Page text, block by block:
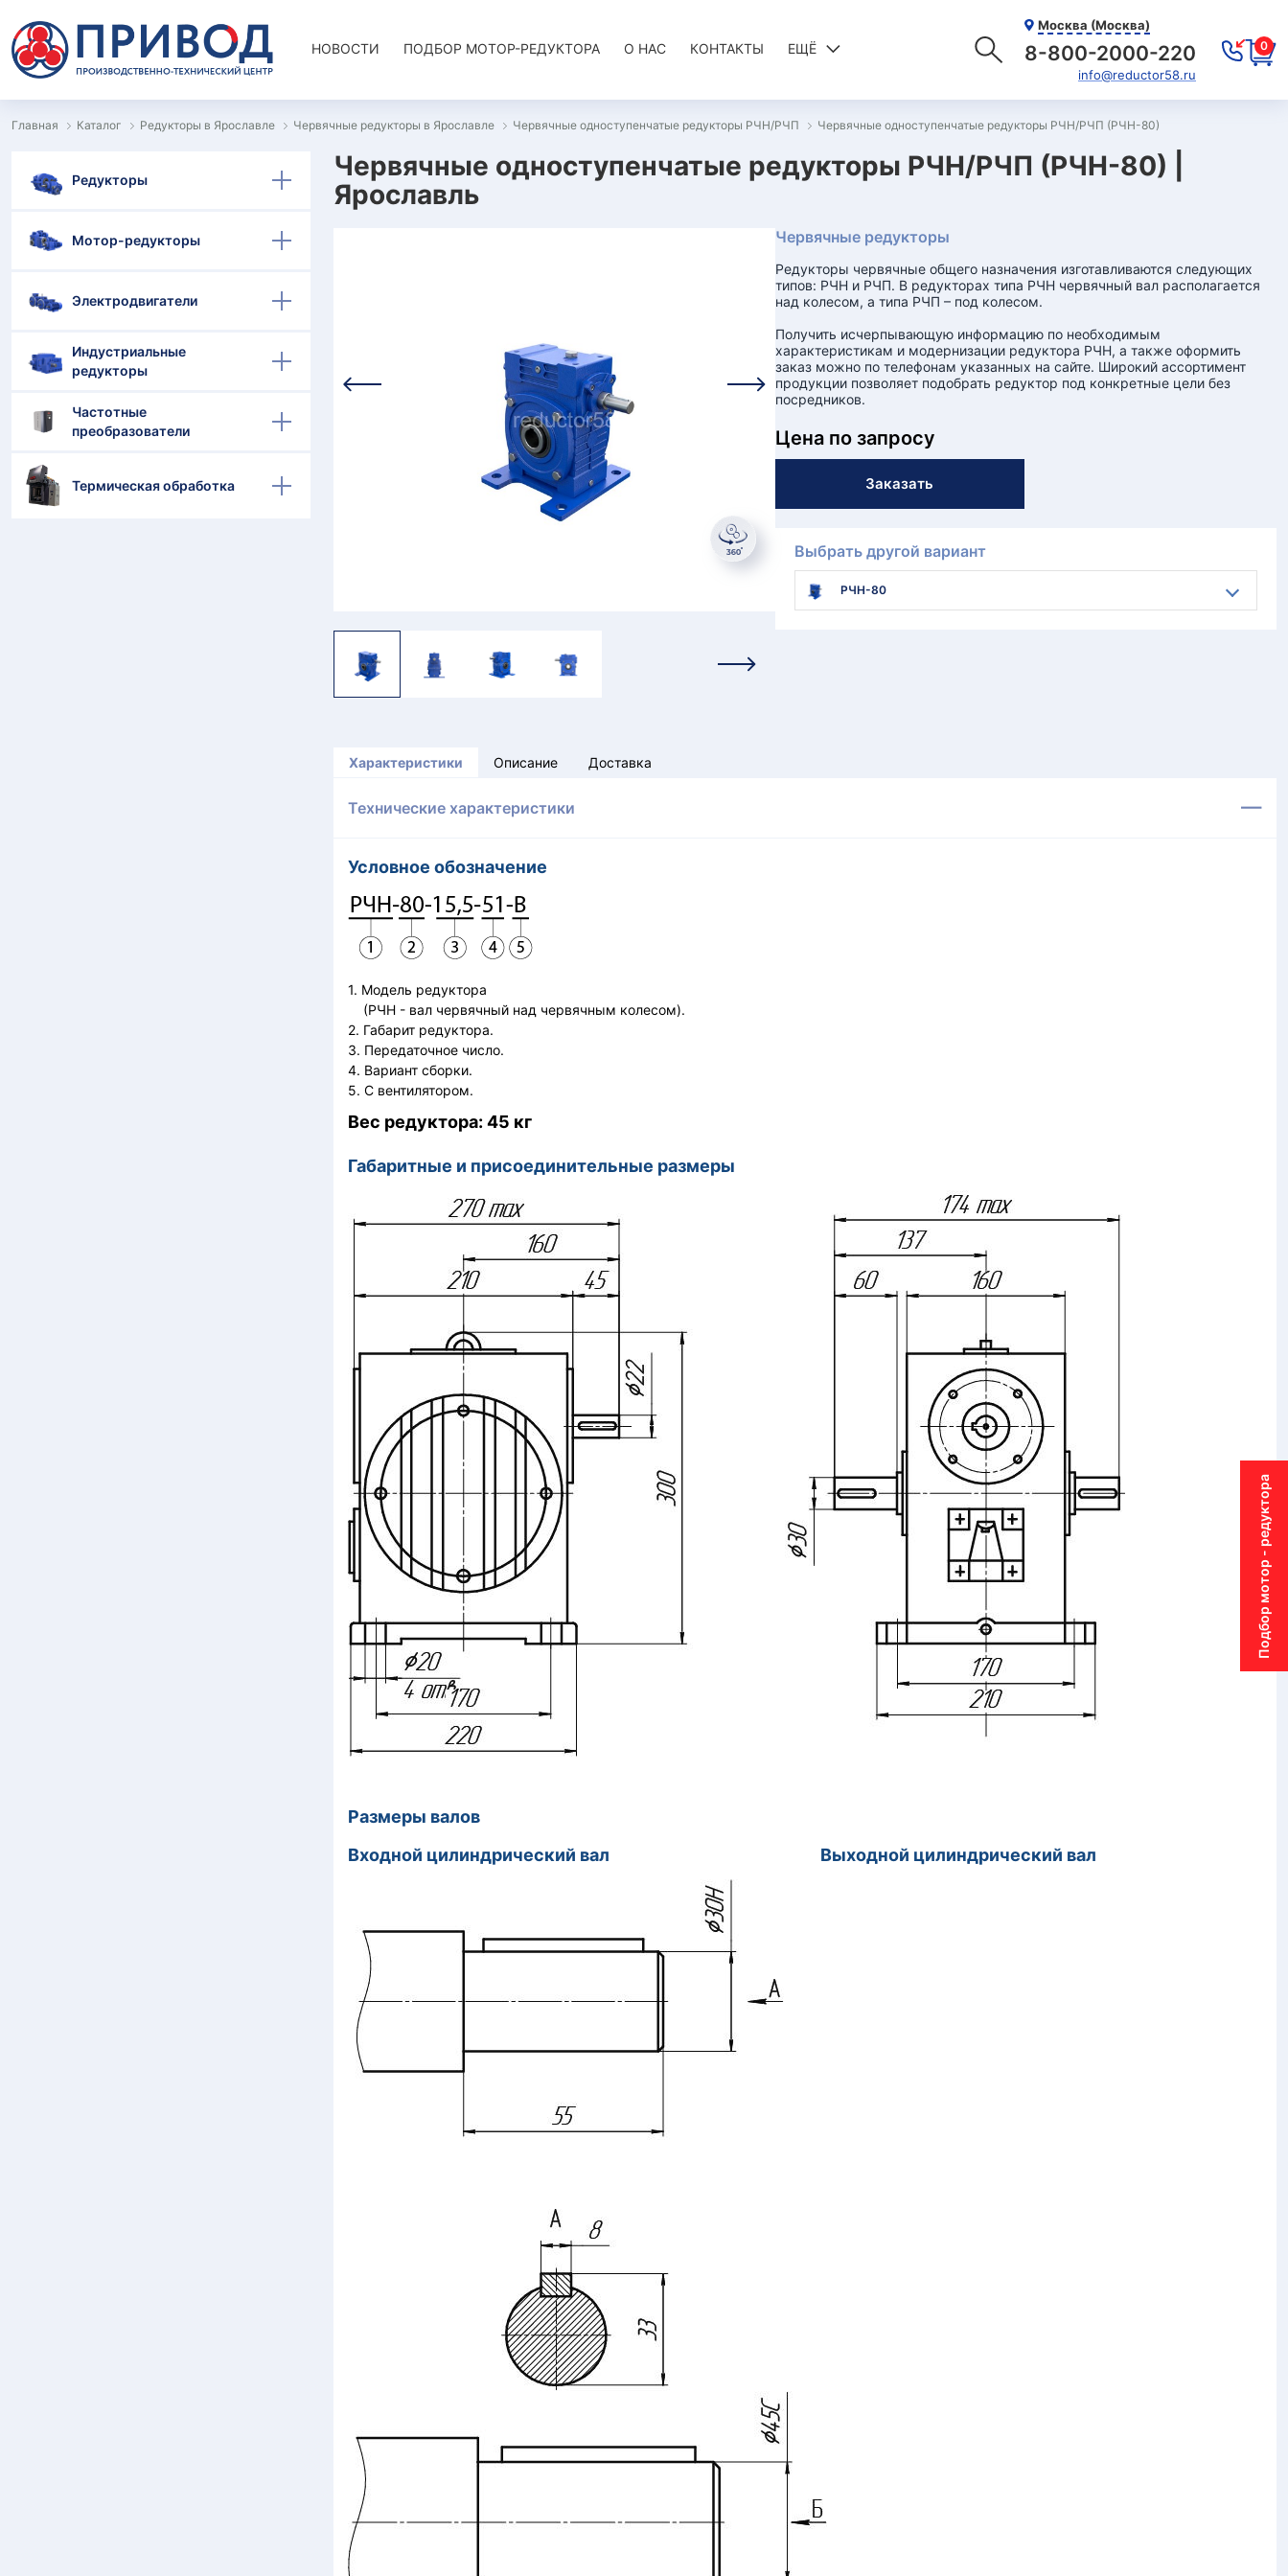
НОВОСТИ ПОДБОР МОТОР-РЕДУКТОРА О НАС КОНТАКТЫ ЕЩЁ
Москва (Москва)
8-800-2000-220
info@reductor58.ru
0
Подбор мотор - редуктора
Главная Каталог Редукторы в Ярославле Червячные редукторы в Ярославле Червячные одноступенчатые редукторы РЧН/РЧП Червячные одноступенчатые редукторы РЧН/РЧП (РЧН-80)
Редукторы
Мотор-редукторы
Электродвигатели
Индустриальные
редукторы
Частотные
преобразователи
Термическая обработка
Червячные одноступенчатые редукторы РЧН/РЧП (РЧН-80) |
Ярославль
Червячные редукторы
Редукторы червячные общего назначения изготавливаются следующих
типов: РЧН и РЧП. В редукторах типа РЧН червячный вал располагается
над колесом, а типа РЧП – под колесом.
Получить исчерпывающую информацию по необходимым
характеристикам и модернизации редуктора РЧН, а также оформить
заказ можно по телефонам указанных на сайте. Широкий ассортимент
продукции позволяет подобрать редуктор под конкретные цели без
посредников.
Цена по запросу
Заказать
Выбрать другой вариант
РЧН-80
Характеристики Описание Доставка
Технические характеристики
Условное обозначение
1. Модель редуктора
(РЧН - вал червячный над червячным колесом).
2. Габарит редуктора.
3. Передаточное число.
4. Вариант сборки.
5. С вентилятором.
Вес редуктора: 45 кг
Габаритные и присоединительные размеры
Размеры валов
Входной цилиндрический вал
Выходной цилиндрический вал